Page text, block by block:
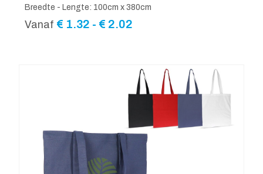
Breedte - Lengte: 100cm x 380cm
Vanaf € 1.32 - € 2.02